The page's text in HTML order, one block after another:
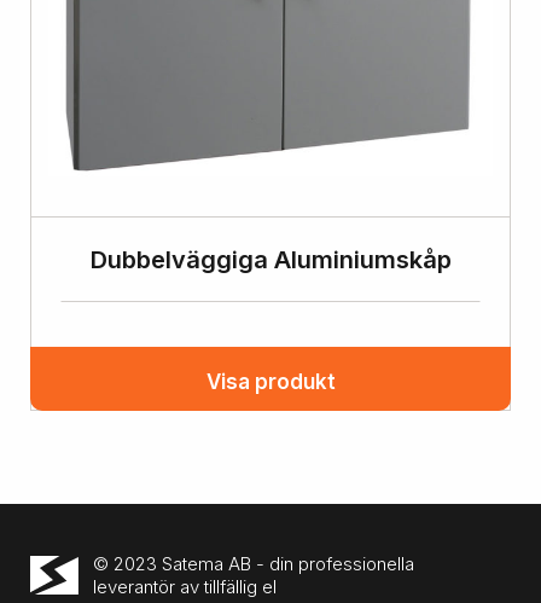
Dubbelväggiga Aluminiumskåp
Visa produkt
© 2023 Satema AB - din professionella
leverantör av tillfällig el